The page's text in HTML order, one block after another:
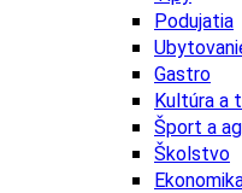
Podujatia
Gastro
Kultúra a
Šport a
Školstvo